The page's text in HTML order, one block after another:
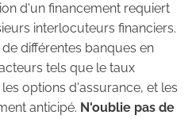
d'un financement requiert
interlocuteurs financiers.
différentes banques en
tels que le taux
options d'assurance, et les
anticipé. N'oublie pas de